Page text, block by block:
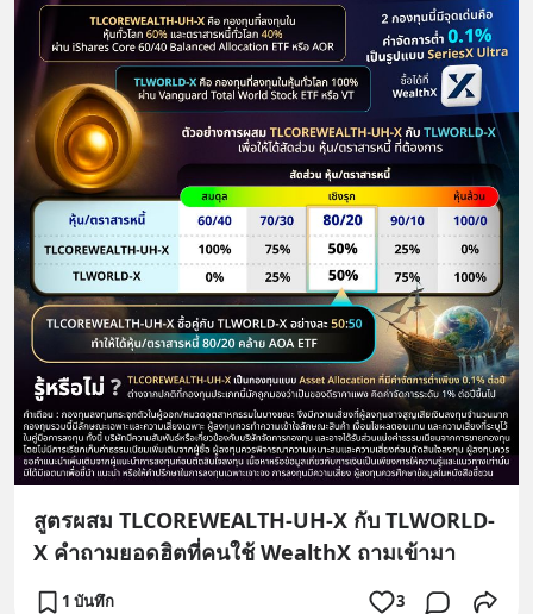
สูตรผสม TLCOREWEALTH-UH-X กับ TLWORLD-
X คำถามยอดฮิตที่คนใช้ WealthX ถามเข้ามา
1 บันทึก 3